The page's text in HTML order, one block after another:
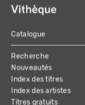
MAIN
NAVIGATION
Catalogue
Recherche
Nouveautés
Index des titres
Index des artistes
Titres gratuits